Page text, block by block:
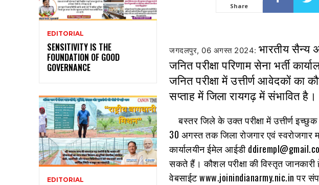
EDITORIAL
SENSITIVITY IS THE
FOUNDATION OF GOOD
GOVERNANCE
EDITORIAL
Share
जगदलपुर, 06 अगस्त 2024:भारतीय सैन्य
जनित परीक्षा परिणाम सेना भर्ती
जनित परीक्षा में उत्तीर्ण आवेदकों का
सप्ताह में जिला रायगढ़ में संभावित है।
बस्तर जिले के उक्त परीक्षा में उत्तीर्ण
30 अगस्त तक जिला रोजगार एवं
कार्यालयीन ईमेल आईडी
सकते हैं। कौशल परीक्षा की विस्तृत जानकारी
वेबसाईट www.joinindianarmy.nic.in पर